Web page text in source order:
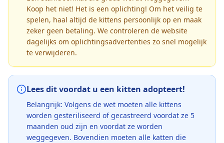
Koop het niet! Het is een oplichting! Om het veilig te
spelen, haal altijd de kittens persoonlijk op en maak
zeker geen betaling. We controleren de website
dagelijks om oplichtingsadvertenties zo snel mogelijk
te verwijderen.
Lees dit voordat u een kitten adopteert!
Belangrijk: Volgens de wet moeten alle kittens
worden gesteriliseerd of gecastreerd voordat ze 5
maanden oud zijn en voordat ze worden
weggegeven. Bovendien moeten alle katten die